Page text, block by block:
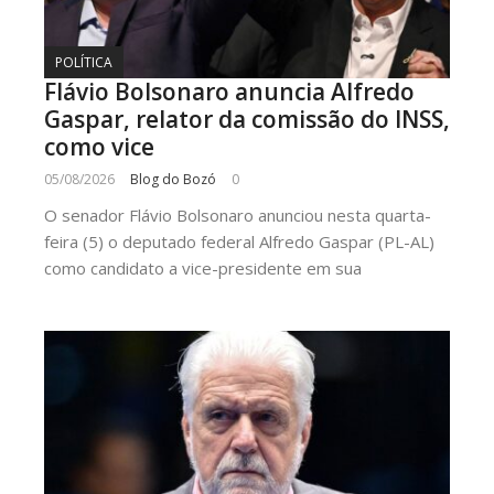
POLÍTICA
Flávio Bolsonaro anuncia Alfredo
Gaspar, relator da comissão do INSS,
como vice
05/08/2026 Blog do Bozó 0
O senador Flávio Bolsonaro anunciou nesta quarta-
feira (5) o deputado federal Alfredo Gaspar (PL-AL)
como candidato a vice-presidente em sua